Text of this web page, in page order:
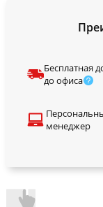
Бесплатная
до офиса
менеджер